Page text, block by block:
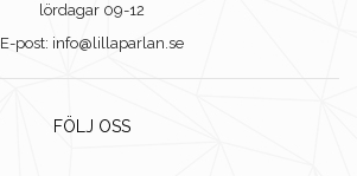
lördagar 09-12
E-post: info@lillaparlan.se
FÖLJ OSS